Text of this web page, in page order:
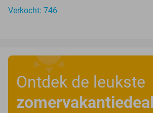
Verkocht: 746
Ontdek de leukste